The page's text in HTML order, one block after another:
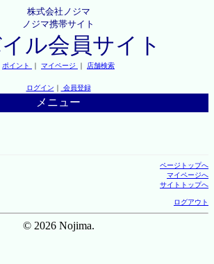
株式会社ノジマ
ノジマ携帯サイト
ル会員サイト
ポイント ｜ マイページ ｜ 店舗検索
ログイン ｜ 会員登録
メニュー
ページトップへ
マイページへ
サイトトップへ
ログアウト
© 2026 Nojima.